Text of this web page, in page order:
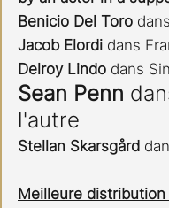
Benicio Del Toro
Jacob Elordi dans
Delroy Lindo dans
Sean Penn
l'autre
Stellan Skarsgård
Meilleure